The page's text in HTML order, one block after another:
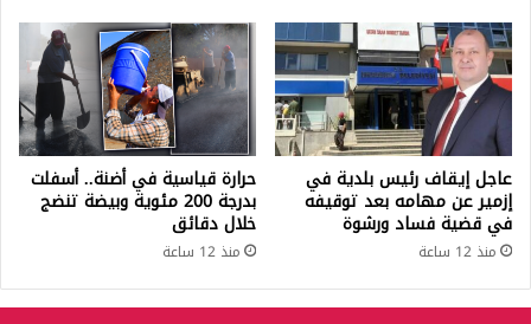
عاجل إيقاف رئيس بلدية في
إزمير عن مهامه بعد توقيفه
في قضية فساد ورشوة
منذ 12 ساعة
حرارة قياسية في أضنة.. أسفلت
بدرجة 200 مئوية وبيضة تنضج
خلال دقائق
منذ 12 ساعة